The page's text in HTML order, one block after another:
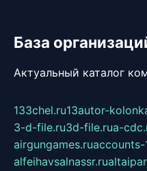
База
Актуальный каталог
133chel.ru13autor-
3-d-file.ru3d-file.rua-
airgungames.ruaccounts-
alfeihavsalnassr.ru